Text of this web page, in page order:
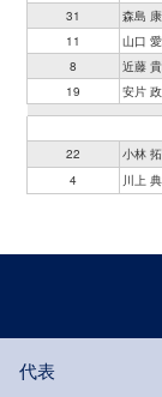
31
森島
11
山口
8
近藤
19
安片 政
22
小林
4
川上
代表